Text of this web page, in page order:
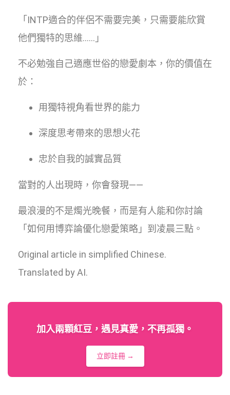
「INTP適合的伴侶不需要完美，只需要能欣賞
他們獨特的思維……」
不必勉強自己適應世俗的戀愛劇本，你的價值在
於：
用獨特視角看世界的能力
深度思考帶來的思想火花
忠於自我的誠實品質
當對的人出現時，你會發現——
最浪漫的不是燭光晚餐，而是有人能和你討論
「如何用博弈論優化戀愛策略」到凌晨三點。
Original article in simplified Chinese.
Translated by AI.
加入兩顆紅豆，遇見真愛，不再孤獨。
立即註冊 →